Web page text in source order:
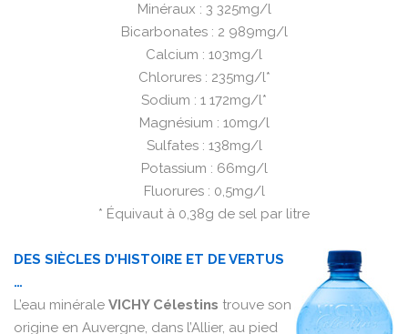
Minéraux : 3 325mg/l
Bicarbonates : 2 989mg/l
Calcium : 103mg/l
Chlorures : 235mg/l*
Sodium : 1 172mg/l*
Magnésium : 10mg/l
Sulfates : 138mg/l
Potassium : 66mg/l
Fluorures : 0,5mg/l
* Équivaut à 0,38g de sel par litre
DES SIÈCLES D’HISTOIRE ET DE VERTUS
…
L’eau minérale VICHY Célestins trouve son
origine en Auvergne, dans l’Allier, au pied